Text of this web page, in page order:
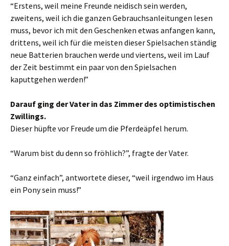
“Erstens, weil meine Freunde neidisch sein werden,
zweitens, weil ich die ganzen Gebrauchsanleitungen lesen
muss, bevor ich mit den Geschenken etwas anfangen kann,
drittens, weil ich für die meisten dieser Spielsachen ständig
neue Batterien brauchen werde und viertens, weil im Lauf
der Zeit bestimmt ein paar von den Spielsachen
kaputtgehen werden!”
Darauf ging der Vater in das Zimmer des optimistischen
Zwillings.
Dieser hüpfte vor Freude um die Pferdeäpfel herum.
“Warum bist du denn so fröhlich?”, fragte der Vater.
“Ganz einfach”, antwortete dieser, “weil irgendwo im Haus
ein Pony sein muss!”